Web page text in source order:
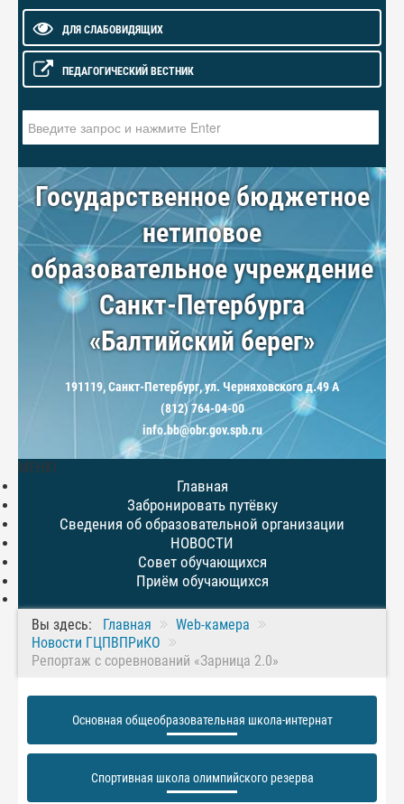
ДЛЯ СЛАБОВИДЯЩИХ
ПЕДАГОГИЧЕСКИЙ ВЕСТНИК
Государственное бюджетное
нетиповое
образовательное учреждение
Санкт-Петербурга
«Балтийский берег»
191119, Санкт-Петербург, ул. Черняховского д.49 А
(812) 764-04-00
info.bb@obr.gov.spb.ru
МЕНЮ
Главная
Забронировать путёвку
Сведения об образовательной организации
НОВОСТИ
Совет обучающихся
Приём обучающихся
Вы здесь: Главная
Web-камера
Новости ГЦПВПРиКО
Репортаж с соревнований «Зарница 2.0»
Основная общеобразовательная школа-интернат
Спортивная школа олимпийского резерва